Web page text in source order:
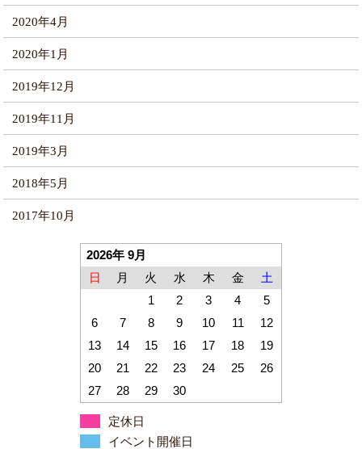
2020年4月
2020年1月
2019年12月
2019年11月
2019年3月
2018年5月
2017年10月
2026年 9月
日
月 火 水 木 金
土
1
2 3 4
5
6
7 8 9 10 11
12
13
14 15 16 17 18
19
20
21 22 23 24 25
26
27
28 29 30
定休日
イベント開催日